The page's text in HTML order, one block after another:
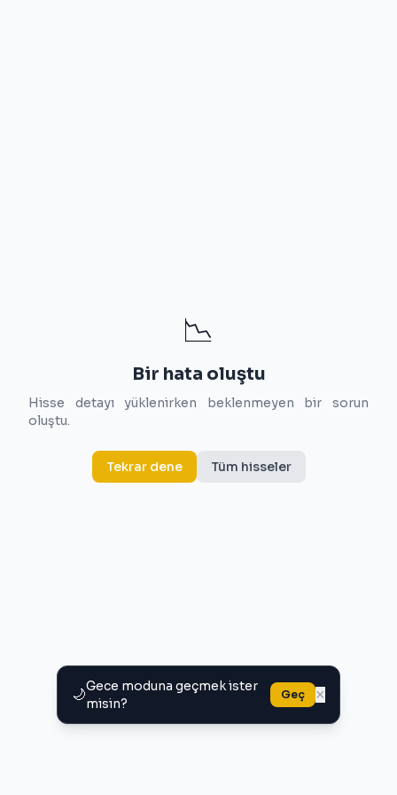
🌙Gece moduna geçmek ister
misin?
Geç ×
📉
Bir hata oluştu
Hisse detayı yüklenirken beklenmeyen bir sorun
oluştu.
Tekrar dene Tüm hisseler